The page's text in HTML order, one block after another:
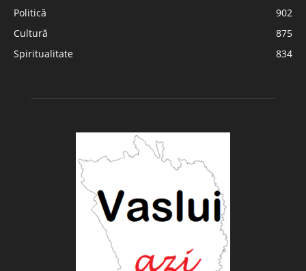
Politică
902
Cultură
875
Spiritualitate
834